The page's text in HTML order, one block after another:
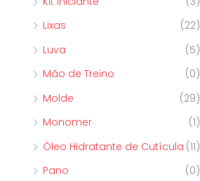
Lixas
(22)
Luva
(5)
Mão de Treino
(0)
Molde
(29)
Monomer
(1)
Óleo Hidratante de Cutícula (11)
Pano
(0)